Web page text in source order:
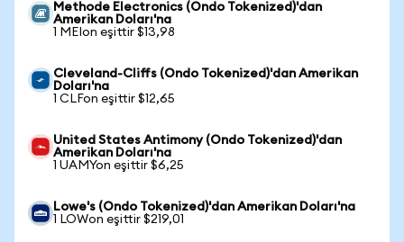
Methode Electronics (Ondo Tokenized)'dan
Amerikan Doları'na
1 MEIon eşittir $13,98
Cleveland-Cliffs (Ondo Tokenized)'dan Amerikan
Doları'na
1 CLFon eşittir $12,65
United States Antimony (Ondo Tokenized)'dan
Amerikan Doları'na
1 UAMYon eşittir $6,25
Lowe's (Ondo Tokenized)'dan Amerikan Doları'na
1 LOWon eşittir $219,01